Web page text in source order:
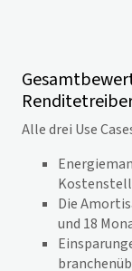
Alle drei Use
Die
und 18